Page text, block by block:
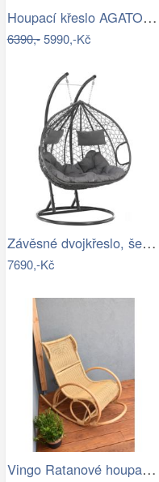
Houpací křeslo AGATON Tempo Kondela
6390,-5990,-Kč
Závěsné dvojkřeslo, šedá, DALVEA 2 NEW…
7690,-Kč
Vingo Ratanové houpací křeslo